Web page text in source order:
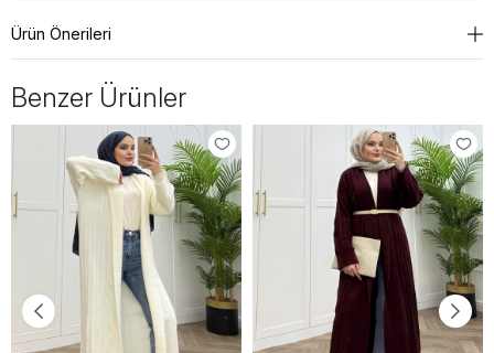
Ürün Önerileri
Benzer Ürünler